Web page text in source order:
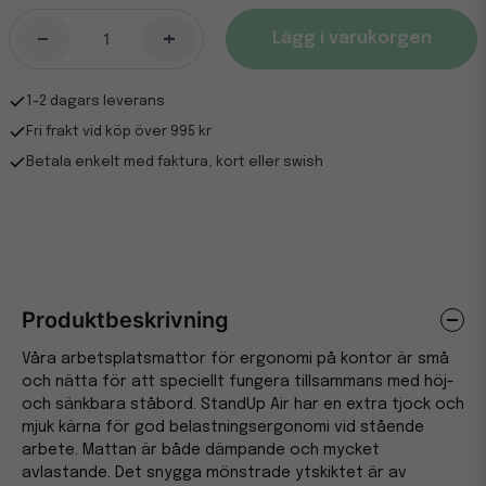
- + Lägg i varukorgen
1-2 dagars leverans
Fri frakt vid köp över 995 kr
Betala enkelt med faktura, kort eller swish
Produktbeskrivning
Våra arbetsplatsmattor för ergonomi på kontor är små
och nätta för att speciellt fungera tillsammans med höj-
och sänkbara ståbord. StandUp Air har en extra tjock och
mjuk kärna för god belastningsergonomi vid stående
arbete. Mattan är både dämpande och mycket
avlastande. Det snygga mönstrade ytskiktet är av